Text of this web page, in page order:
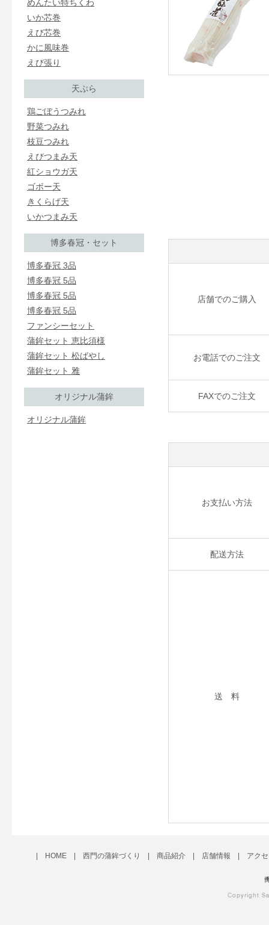
めんたい特ちくわ
いか芯巻
えび芯巻
かに風味巻
えび張り
天ぷら
鶏ごぼうつみれ
野菜つみれ
枝豆つみれ
えびつまみ天
紅ショウガ天
ゴボー天
きくらげ天
いかつまみ天
博多春冠・セット
博多春冠 3品
博多春冠 5品
博多春冠 5品
博多春冠 5品
ファンシーセット
蒲鉾セット 恵比須様
蒲鉾セット 松ばやし
蒲鉾セット 雅
オリジナル蒲鉾
オリジナル蒲鉾
店舗でのご購入
お電話でのご注文
FAXでのご注文
お支払い方法
配送方法
送 料
HOME 西門の蒲鉾づくり 商品紹介 店舗情報 アク